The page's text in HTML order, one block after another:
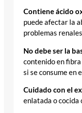
Contiene ácido
puede afectar la
problemas
No debe ser la
contenido en
si se consume en
Cuidado con el
enlatada o cocida